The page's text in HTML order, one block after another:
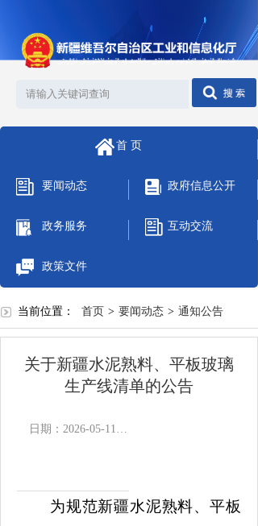
首 页
要闻动态 政府信息公开
政务服务 互动交流
政策文件
当前位置： 首页 > 要闻动态 > 通知公告
关于新疆水泥熟料、平板玻璃
生产线清单的公告
为规范新疆水泥熟料、平板